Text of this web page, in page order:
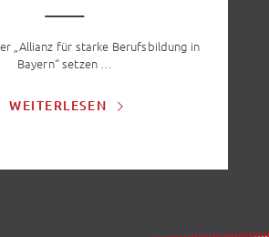
„Allianz für starke Berufsbildung in
Bayern“ setzen …
WEITERLESEN